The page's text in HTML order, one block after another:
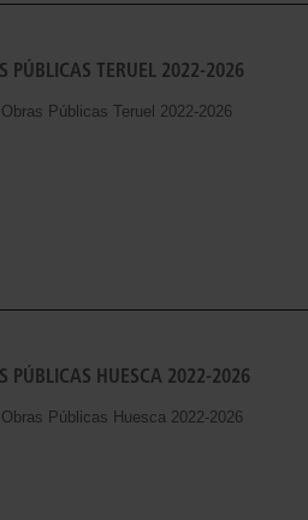
PÚBLICAS TERUEL 2022-2026
Públicas Teruel 2022-2026
PÚBLICAS HUESCA 2022-2026
Públicas Huesca 2022-2026